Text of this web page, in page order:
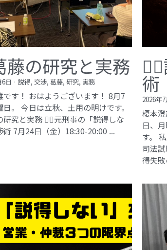
藤の研究と実務
6日 · 説得, 交渉, 葛藤, 研究, 実務
です！ おはようございます！ 8月7
日。 今日は立秋、土用の明けです。
研究と実務 🕵️‍♂️元刑事の「説得しな
術​ 7月24日（金）18:30-20:00 ...
術
2026年
榎本
日、
す。
司法
得失